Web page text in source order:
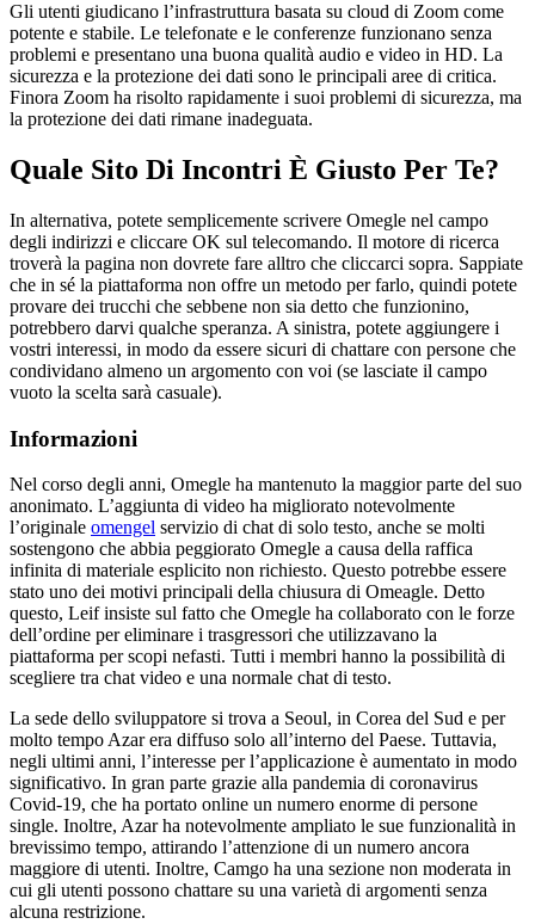
Gli utenti giudicano l’infrastruttura basata su cloud di Zoom come
potente e stabile. Le telefonate e le conferenze funzionano senza
problemi e presentano una buona qualità audio e video in HD. La
sicurezza e la protezione dei dati sono le principali aree di critica.
Finora Zoom ha risolto rapidamente i suoi problemi di sicurezza, ma
la protezione dei dati rimane inadeguata.
Quale Sito Di Incontri È Giusto Per Te?
In alternativa, potete semplicemente scrivere Omegle nel campo
degli indirizzi e cliccare OK sul telecomando. Il motore di ricerca
troverà la pagina non dovrete fare alltro che cliccarci sopra. Sappiate
che in sé la piattaforma non offre un metodo per farlo, quindi potete
provare dei trucchi che sebbene non sia detto che funzionino,
potrebbero darvi qualche speranza. A sinistra, potete aggiungere i
vostri interessi, in modo da essere sicuri di chattare con persone che
condividano almeno un argomento con voi (se lasciate il campo
vuoto la scelta sarà casuale).
Informazioni
Nel corso degli anni, Omegle ha mantenuto la maggior parte del suo
anonimato. L’aggiunta di video ha migliorato notevolmente
l’originale omengel servizio di chat di solo testo, anche se molti
sostengono che abbia peggiorato Omegle a causa della raffica
infinita di materiale esplicito non richiesto. Questo potrebbe essere
stato uno dei motivi principali della chiusura di Omeagle. Detto
questo, Leif insiste sul fatto che Omegle ha collaborato con le forze
dell’ordine per eliminare i trasgressori che utilizzavano la
piattaforma per scopi nefasti. Tutti i membri hanno la possibilità di
scegliere tra chat video e una normale chat di testo.
La sede dello sviluppatore si trova a Seoul, in Corea del Sud e per
molto tempo Azar era diffuso solo all’interno del Paese. Tuttavia,
negli ultimi anni, l’interesse per l’applicazione è aumentato in modo
significativo. In gran parte grazie alla pandemia di coronavirus
Covid-19, che ha portato online un numero enorme di persone
single. Inoltre, Azar ha notevolmente ampliato le sue funzionalità in
brevissimo tempo, attirando l’attenzione di un numero ancora
maggiore di utenti. Inoltre, Camgo ha una sezione non moderata in
cui gli utenti possono chattare su una varietà di argomenti senza
alcuna restrizione.